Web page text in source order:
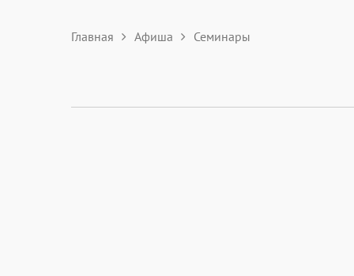
Главная Афиша Семинары